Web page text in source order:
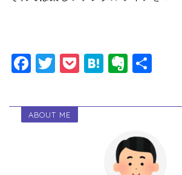
F
c
e
T
tt
er
P
c
H
e
E
er
ot
e
ABOUT ME